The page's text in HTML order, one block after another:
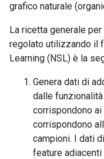
grafico naturale
La ricetta generale
regolato utilizzando il
Learning (NSL) è la
Genera dati di
dalle
corrispondono
corrispondono
campioni. I dati
feature